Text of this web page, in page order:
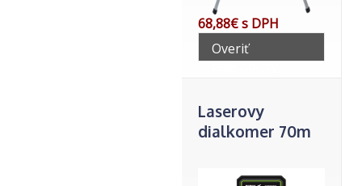
68,88€ s DPH
Overiť
telefonicky
Laserovy
dialkomer 70m